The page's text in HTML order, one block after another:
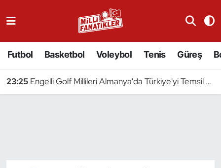
Futbol Basketbol Voleybol Tenis Güreş
23:25 Engelli Golf Millileri Almanya'da Türkiye'yi Temsil Edecek
Badminton